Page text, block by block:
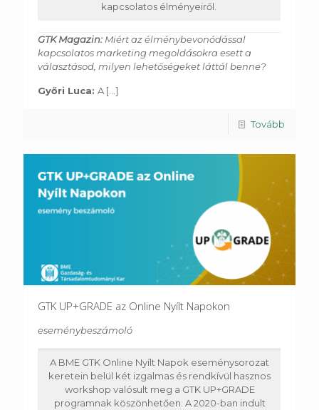
kapcsolatos élményeiről.
GTK Magazin: Miért az élménybevonódással
kapcsolatos marketing megoldásokra esett a
választásod, milyen lehetőségeket láttál benne?
Győri Luca: A [...]
Tovább
GTK UP+GRADE az Online Nyílt Napokon
eseménybeszámoló
A BME GTK Online Nyílt Napok eseménysorozat
keretein belül két izgalmas és rendkívül hasznos
workshop valósult meg a GTK UP+GRADE
programnak köszönhetően. A 2020-ban indult